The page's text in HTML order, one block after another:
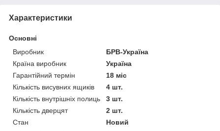
Характеристики
Основні
Виробник
БРВ-Україна
Країна виробник
Україна
Гарантійний термін
18 міс
Кількість висувних ящиків
4 шт.
Кількість внутрішніх полиць
3 шт.
Кількість дверцят
2 шт.
Стан
Новий